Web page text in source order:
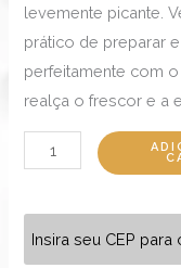
levemente picante.
prático de preparar
perfeitamente com o
realça o frescor e a
Insira seu CEP